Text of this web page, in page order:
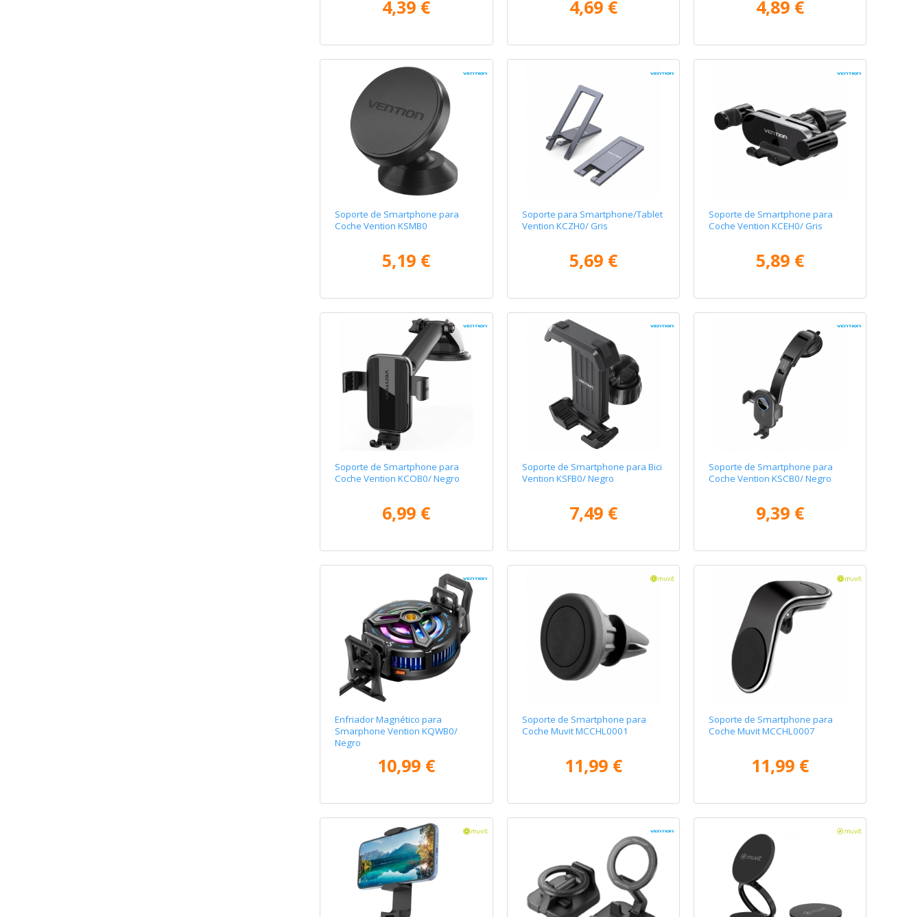
4,39 € 4,69 € 4,89 €
Soporte de Smartphone para
Coche Vention KSMB0
5,19 €
Soporte para Smartphone/Tablet
Vention KCZH0/ Gris
5,69 €
Soporte de Smartphone para
Coche Vention KCEH0/ Gris
5,89 €
Soporte de Smartphone para
Coche Vention KCOB0/ Negro
6,99 €
Soporte de Smartphone para Bici
Vention KSFB0/ Negro
7,49 €
Soporte de Smartphone para
Coche Vention KSCB0/ Negro
9,39 €
Enfriador Magnético para
Smarphone Vention KQWB0/
Negro
10,99 €
Soporte de Smartphone para
Coche Muvit MCCHL0001
11,99 €
Soporte de Smartphone para
Coche Muvit MCCHL0007
11,99 €